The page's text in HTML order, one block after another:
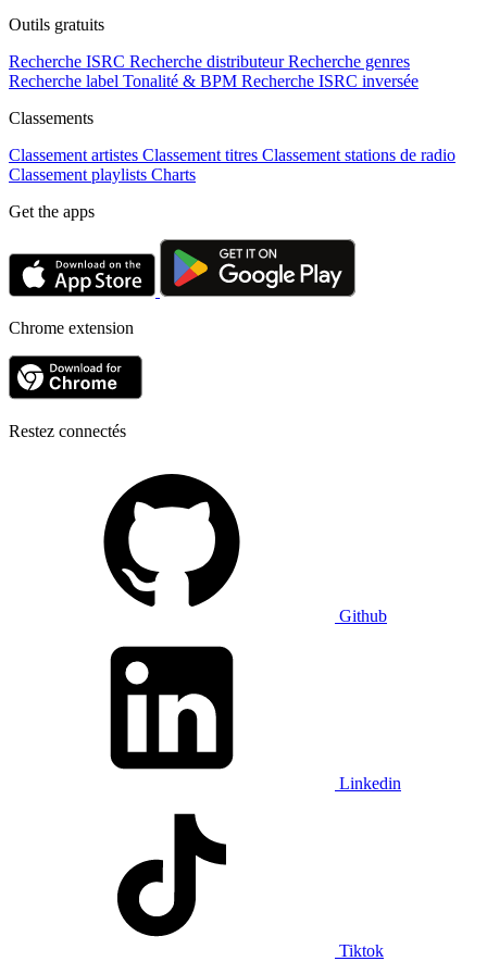
Outils gratuits
Recherche ISRC Recherche distributeur Recherche genres
Recherche label Tonalité & BPM Recherche ISRC inversée
Classements
Classement artistes Classement titres Classement stations de radio
Classement playlists Charts
Get the apps
Chrome extension
Restez connectés
Github
Linkedin
Tiktok